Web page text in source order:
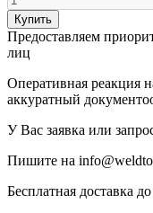
Купить
Предоставляем
лиц
Оперативная реакция
аккуратный
У Вас заявка или
Пишите на
Бесплатная доставка